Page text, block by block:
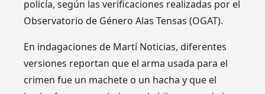
policía, según las verificaciones realizadas por el
Observatorio de Género Alas Tensas (OGAT).
En indagaciones de Martí Noticias, diferentes
versiones reportan que el arma usada para el
crimen fue un machete o un hacha y que el